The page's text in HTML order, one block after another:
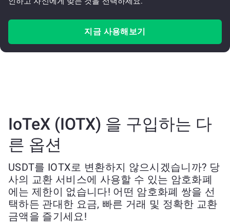
지금 사용해보기
IoTeX (IOTX) 을 구입하는 다
른 옵션
USDT를 IOTX로 변환하지 않으시겠습니까? 당
사의 교환 서비스에 사용할 수 있는 암호화폐
에는 제한이 없습니다! 어떤 암호화폐 쌍을 선
택하든 관대한 요금, 빠른 거래 및 정확한 교환
금액을 즐기세요!